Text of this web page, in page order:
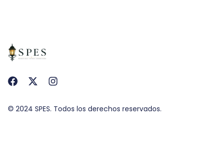
© 2024 SPES. Todos los derechos reservados.